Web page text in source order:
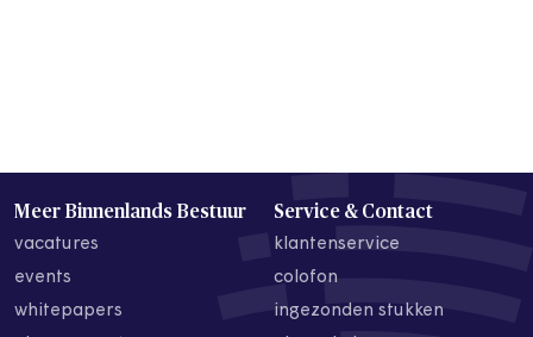
Meer Binnenlands Bestuur
vacatures
events
whitepapers
Service & Contact
klantenservice
colofon
ingezonden stukken